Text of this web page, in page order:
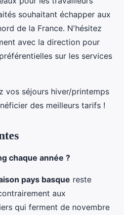
souhaitant échapper aux
de la France. N'hésitez
avec la direction pour
sur les services
vos séjours hiver/printemps
des meilleurs tarifs !
chaque année ?
pays basque reste
aux
qui ferment de novembre